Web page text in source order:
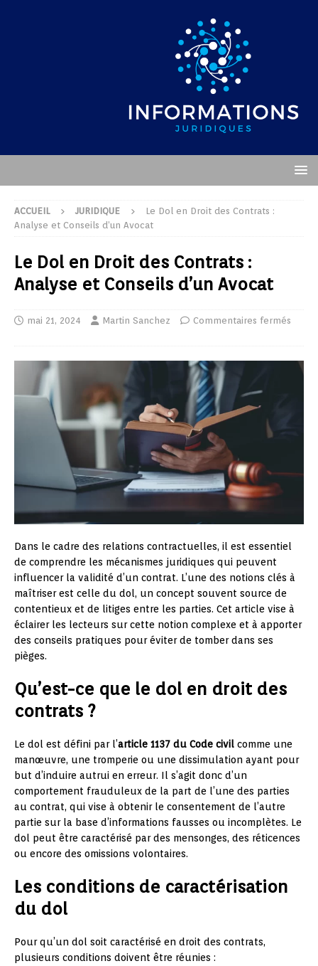
ACCUEIL JURIDIQUE
Le Dol en Droit des Contrats :
Analyse et Conseils d’un Avocat
Le Dol en Droit des Contrats :
Analyse et Conseils d’un Avocat
mai 21, 2024 Martin Sanchez Commentaires fermés
Dans le cadre des relations contractuelles, il est essentiel
de comprendre les mécanismes juridiques qui peuvent
influencer la validité d’un contrat. L’une des notions clés à
maîtriser est celle du dol, un concept souvent source de
contentieux et de litiges entre les parties. Cet article vise à
éclairer les lecteurs sur cette notion complexe et à apporter
des conseils pratiques pour éviter de tomber dans ses
pièges.
Qu’est-ce que le dol en droit des
contrats ?
Le dol est défini par l’article 1137 du Code civil comme une
manœuvre, une tromperie ou une dissimulation ayant pour
but d’induire autrui en erreur. Il s’agit donc d’un
comportement frauduleux de la part de l’une des parties
au contrat, qui vise à obtenir le consentement de l’autre
partie sur la base d’informations fausses ou incomplètes. Le
dol peut être caractérisé par des mensonges, des réticences
ou encore des omissions volontaires.
Les conditions de caractérisation
du dol
Pour qu’un dol soit caractérisé en droit des contrats,
plusieurs conditions doivent être réunies :